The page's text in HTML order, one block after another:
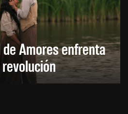
Amores enfrenta